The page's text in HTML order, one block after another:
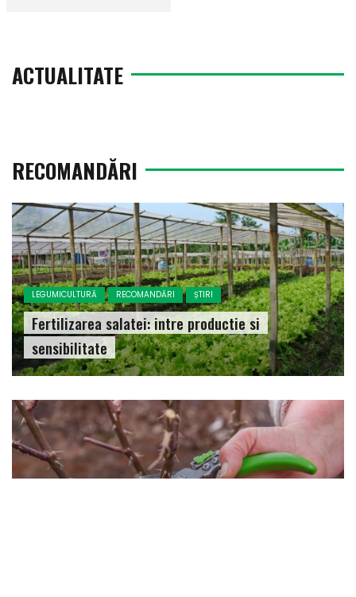
ACTUALITATE
RECOMANDĂRI
LEGUMICULTURĂ RECOMANDĂRI ȘTIRI
Fertilizarea salatei: intre productie si
sensibilitate